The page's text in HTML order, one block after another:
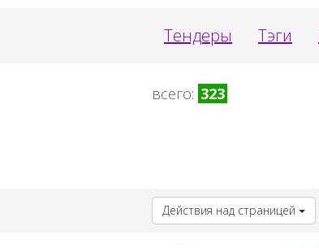
Тендеры Тэги
всего: 323
Действия над страницей